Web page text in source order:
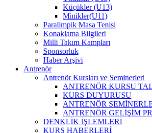
Küçükler (U13)
Minikler(U11)
Paralimpik Masa Tenisi
Konaklama Bilgileri
Milli Takım Kampları
Sponsorluk
Haber Arşivi
Antrenör
Antrenör Kursları ve Seminerleri
ANTRENÖR KURSU
KURS DUYURUSU
ANTRENÖR
ANTRENÖR GELİŞİM
DENKLİK İŞLEMLERİ
KURS HABERLERİ